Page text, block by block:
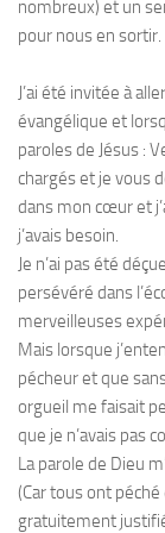
nombreux) et un
pour nous en sortir.
J’ai été invitée à
évangélique et
paroles de Jésus :
chargés et je vous
dans mon cœur et
j’avais besoin.
Je n’ai pas été
persévéré dans
merveilleuses
Mais lorsque
pécheur et que
orgueil me faisait
que je n’avais pas
La parole de Dieu
(Car tous ont
gratuitement